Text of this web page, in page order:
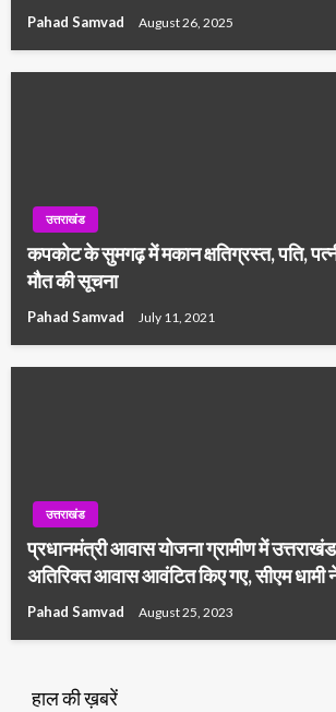
Pahad Samvad August 26, 2025
उत्तराखंड
कपकोट के सुमगढ़ में मकान क्षतिग्रस्त, पति,
मौत की सूचना
Pahad Samvad July 11, 2021
उत्तराखंड
प्रधानमंत्री आवास योजना ग्रामीण में
अतिरिक्त आवास आवंटित किए गए, सीएम धामी
Pahad Samvad August 25, 2023
हाल की ख़बरें